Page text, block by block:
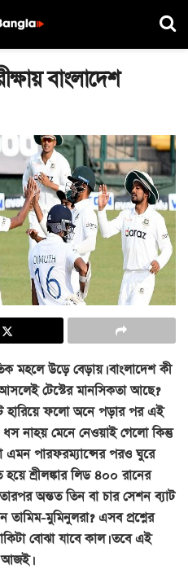
বাংলাদেশ
মহলে উড়ে বেড়ায়। বাংলাদেশ কী
টেস্টের মানসিকতা আছে?
হারিয়ে ফলো অনে পড়ার পর এই
ধস নাহয় মেনে নেওয়াই গেলো কিন্তু
পারফরম্যান্সের পরও ঘুরে
শ্রীলঙ্কার লিড ৪০০ রানের
অন্তত তিন বা চার সেশন ব্যাট
তামিম-মুমিনুলরা? এসব প্রশ্নের
বোঝা যাবে কাল। তবে এই
আজই।